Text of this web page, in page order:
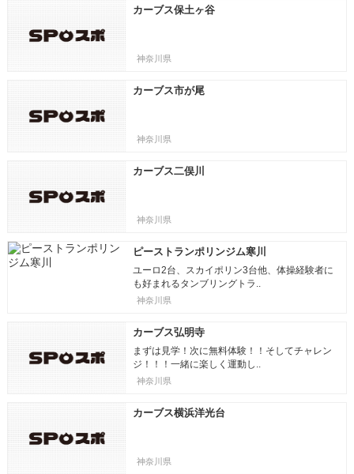
カーブス保土ヶ谷
神奈川県
カーブス市が尾
神奈川県
カーブス二俣川
神奈川県
ピーストランポリンジム寒川
ユーロ2台、スカイポリン3台他、体操経験者に
も好まれるタンブリングトラ..
神奈川県
カーブス弘明寺
まずは見学！次に無料体験！！そしてチャレン
ジ！！！一緒に楽しく運動し..
神奈川県
カーブス横浜洋光台
神奈川県